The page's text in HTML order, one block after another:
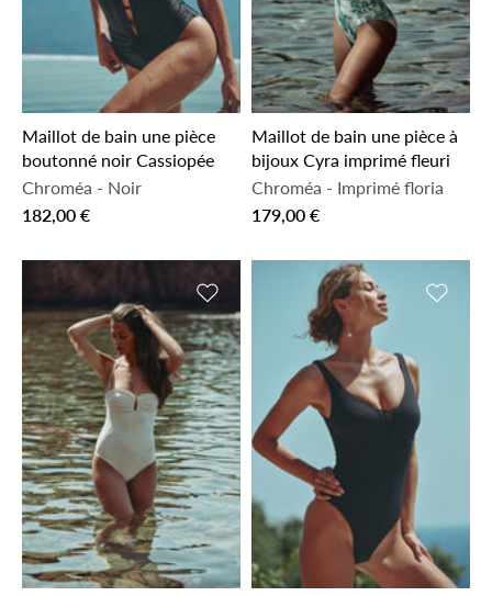
Maillot de bain une pièce
boutonné noir Cassiopée
Chroméa - Noir
182,00 €
Maillot de bain une pièce à
bijoux Cyra imprimé fleuri
Chroméa - Imprimé floria
179,00 €
Ajouter à la liste de souhaitsAjouter